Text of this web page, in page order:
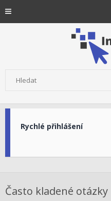
Rychlé přihlášení
Často kladené otázky